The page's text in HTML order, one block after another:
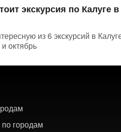
экскурсия по Калуге в
из 6 экскурсий в
октябрь
городам